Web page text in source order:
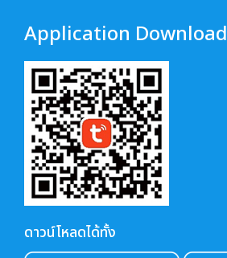
Application Download
ดาวน์โหลดได้ทั้ง